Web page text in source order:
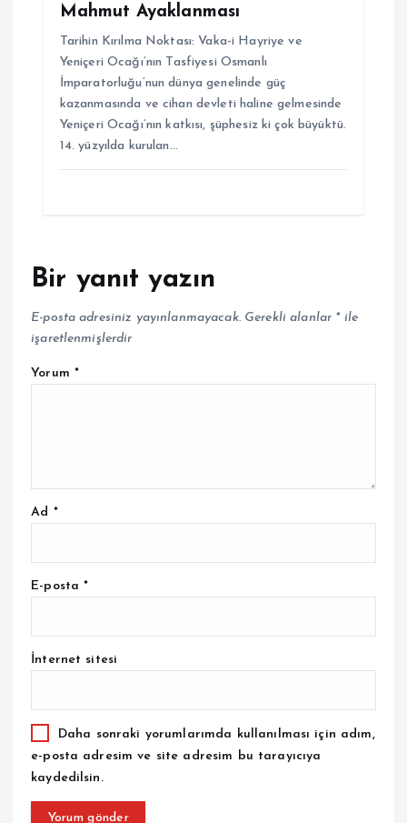
Mahmut Ayaklanması
Tarihin Kırılma Noktası: Vaka-i Hayriye ve
Yeniçeri Ocağı’nın Tasfiyesi Osmanlı
İmparatorluğu’nun dünya genelinde güç
kazanmasında ve cihan devleti haline gelmesinde
Yeniçeri Ocağı’nın katkısı, şüphesiz ki çok büyüktü.
14. yüzyılda kurulan…
Bir yanıt yazın
E-posta adresiniz yayınlanmayacak. Gerekli alanlar *ile
işaretlenmişlerdir
Yorum *
Ad *
E-posta*
İnternet sitesi
Daha sonraki yorumlarımda kullanılması için adım,
e-posta adresim ve site adresim bu tarayıcıya
kaydedilsin.